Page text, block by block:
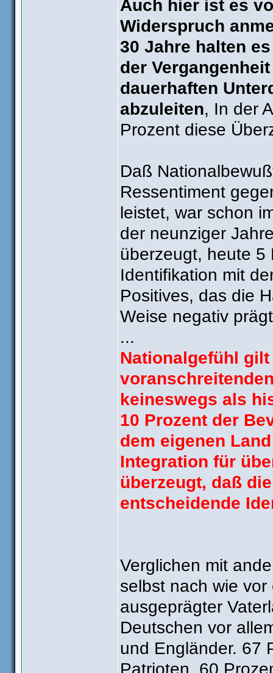
Auch hier ist es
Widerspruch
30 Jahre halten
der
dauerhaften
abzuleiten, In der
Prozent diese
Daß
Ressentiment
leistet, war schon
der neunziger
überzeugt, heute 5
Identifikation mit
Positives, das die
Weise negativ
...
Nationalgefühl
keineswegs als
10 Prozent der
dem eigenen
Integration für
überzeugt, daß
entscheidende
Verglichen mit
selbst nach wie
ausgeprägter
Deutschen vor
und Engländer. 67
Patrioten, 60